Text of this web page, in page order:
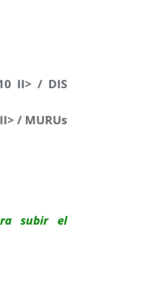
II> / DIS
/ MURUs
subir el